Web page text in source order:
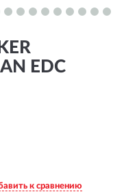
EDC
к сравнению